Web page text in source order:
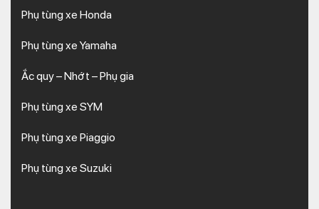
Phụ tùng xe Honda
Phụ tùng xe Yamaha
Ắc quy – Nhớt – Phụ gia
Phụ tùng xe SYM
Phụ tùng xe Piaggio
Phụ tùng xe Suzuki